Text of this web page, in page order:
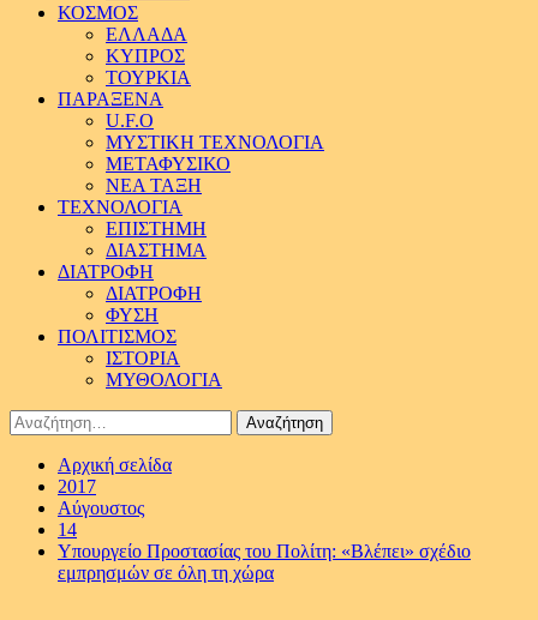
ΚΟΣΜΟΣ
ΕΛΛΑΔΑ
ΚΥΠΡΟΣ
ΤΟΥΡΚΙΑ
ΠΑΡΑΞΕΝΑ
U.F.O
ΜΥΣΤΙΚΗ ΤΕΧΝΟΛΟΓΙΑ
ΜΕΤΑΦΥΣΙΚΟ
ΝΕΑ ΤΑΞΗ
ΤΕΧΝΟΛΟΓΙΑ
ΕΠΙΣΤΗΜΗ
ΔΙΑΣΤΗΜΑ
ΔΙΑΤΡΟΦΗ
ΔΙΑΤΡΟΦΗ
ΦΥΣΗ
ΠΟΛΙΤΙΣΜΟΣ
ΙΣΤΟΡΙΑ
ΜΥΘΟΛΟΓΙΑ
Αναζήτηση
για:
Αρχική σελίδα
2017
Αύγουστος
14
Υπουργείο Προστασίας του Πολίτη: «Βλέπει» σχέδιο
εμπρησμών σε όλη τη χώρα